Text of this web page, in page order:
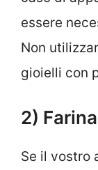
essere
Non
gioielli con
2)
Se il vostro